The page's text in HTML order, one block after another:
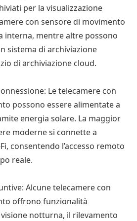
per la visualizzazione
con sensore di movimento
interna, mentre altre possono
sistema di archiviazione
di archiviazione cloud.
Le telecamere con
possono essere alimentate a
energia solare. La maggior
moderne si connette a
consentendo l’accesso remoto
reale.
Alcune telecamere con
offrono funzionalità
notturna, il rilevamento